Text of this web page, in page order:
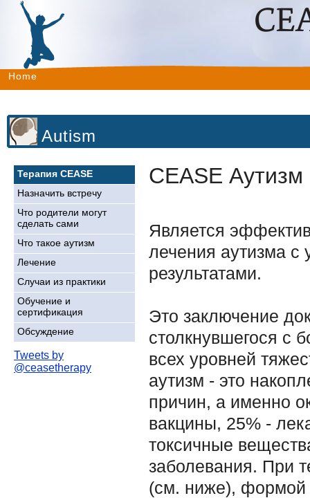
Home
Autism
Терапия CEASE
Назначить встречу
Что родители могут
сделать сами
Что такое аутизм
Лечение
Случаи из практики
Обучение и
сертификация
Обсуждение
Tweets by
@ceasetherapy
CEASE Аутизм
Является
лечения аутизма с
результатами.
Это заключение
столкнувшегося с
всех уровней
аутизм - это
причин, а именно
вакцины, 25% -
токсичные
заболевания. При
(см. ниже), формой